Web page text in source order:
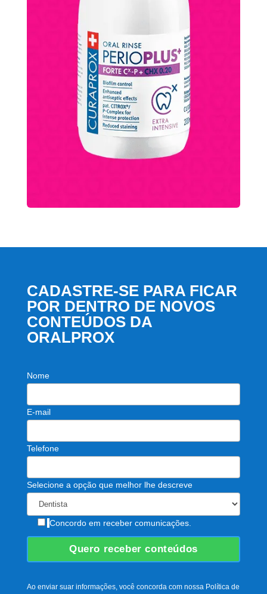
CADASTRE-SE PARA FICAR
POR DENTRO DE NOVOS
CONTEÚDOS DA
ORALPROX
Nome
E-mail
Telefone
Selecione a opção que melhor lhe descreve
Concordo em receber comunicações.
Ao enviar suar informações, você concorda com nossa Política de